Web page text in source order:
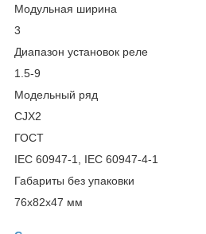
Модульная ширина
3
Диапазон установок реле
1.5-9
Модельный ряд
CJX2
ГОСТ
IEC 60947-1, IEC 60947-4-1
Габариты без упаковки
76х82х47 мм